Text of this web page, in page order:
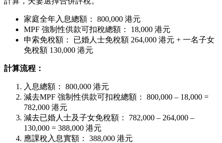
家庭全年入息總額： 800,000 港元
MPF 強制性供款可扣稅總額： 18,000 港元
申索免稅額： 已婚人士免稅額 264,000 港元 + 一名子女
免稅額 130,000 港元
計算流程：
入息總額： 800,000 港元
減去MPF 強制性供款可扣稅總額： 800,000 – 18,000 =
782,000 港元
減去已婚人士及子女免稅額： 782,000 – 264,000 –
130,000 = 388,000 港元
應課稅入息實額： 388,000 港元